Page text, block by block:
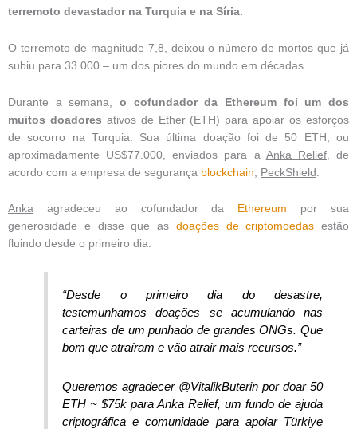
terremoto devastador na Turquia e na Síria.
O terremoto de magnitude 7,8, deixou o número de mortos que já
subiu para 33.000 – um dos piores do mundo em décadas.
Durante a semana, o cofundador da Ethereum foi um dos
muitos doadores ativos de Ether (ETH) para apoiar os esforços
de socorro na Turquia. Sua última doação foi de 50 ETH, ou
aproximadamente US$77.000, enviados para a Anka Relief, de
acordo com a empresa de segurança blockchain PeckShield
Anka agradeceu ao cofundador da Ethereum por sua
generosidade e disse que as doações de criptomoedas estão
fluindo desde o primeiro dia.
“Desde o primeiro dia do desastre,
testemunhamos doações se acumulando nas
carteiras de um punhado de grandes ONGs. Que
bom que atraíram e vão atrair mais recursos.”
Queremos agradecer @VitalikButerin por doar 50
ETH ~ $75k para Anka Relief, um fundo de ajuda
criptográfica e comunidade para apoiar Türkiye